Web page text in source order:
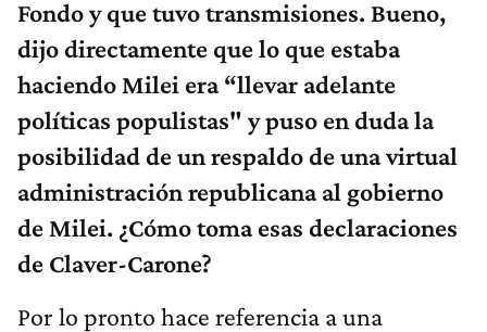
Fondo y que tuvo transmisiones. Bueno,
dijo directamente que lo que estaba
haciendo Milei era “llevar adelante
políticas populistas" y puso en duda la
posibilidad de un respaldo de una virtual
administración republicana al gobierno
de Milei. ¿Cómo toma esas declaraciones
de Claver-Carone?
Por lo pronto hace referencia a una